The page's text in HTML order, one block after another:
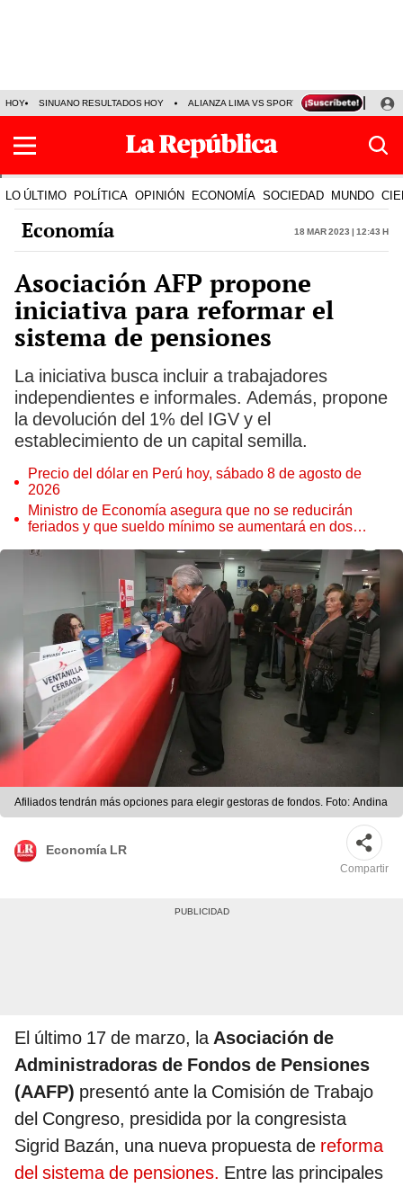
HOY SINUANO RESULTADOS HOY ALIANZA LIMA VS SPORT BOYS JORGE
LO ÚLTIMO POLÍTICA OPINIÓN ECONOMÍA SOCIEDAD MUNDO
Economía 18 Mar 2023 | 12:43 h
Asociación AFP propone
iniciativa para reformar el
sistema de pensiones
La iniciativa busca incluir a trabajadores
independientes e informales. Además, propone
la devolución del 1% del IGV y el
establecimiento de un capital semilla.
Precio del dólar en Perú hoy, sábado 8 de agosto de
2026
Ministro de Economía asegura que no se reducirán
feriados y que sueldo mínimo se aumentará en dos
Afiliados tendrán más opciones para elegir gestoras de fondos. Foto: Andina
Economía LR
Compartir
El último 17 de marzo, laAsociación de
Administradoras de Fondos de Pensiones
(AAFP) presentó ante la Comisión de Trabajo
del Congreso, presidida por la congresista
Sigrid Bazán, una nueva propuesta de reforma
del sistema de pensiones. Entre las principales